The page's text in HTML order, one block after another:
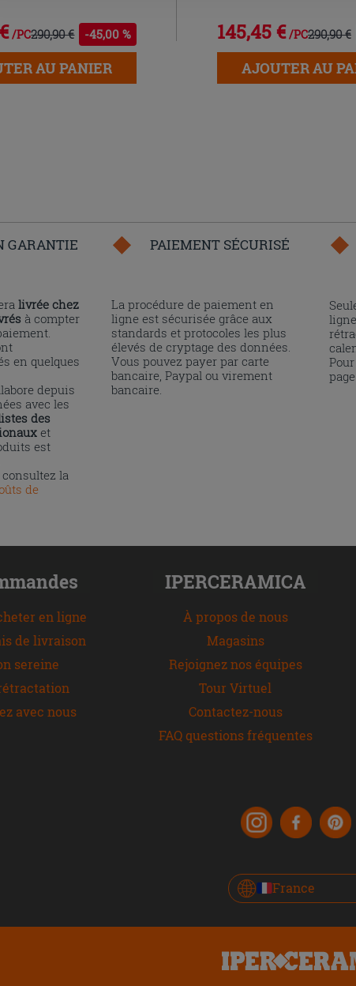
/PC290,90 € -45,00 %
AU PANIER
145,45 € /PC290,90 €
AJOUTER AU
GARANTIE
livrée chez
à compter
en quelques
depuis
avec les
des
et
est
la
de
PAIEMENT SÉCURISÉ
La procédure de paiement en
ligne est sécurisée grâce aux
standards et protocoles les plus
élevés de cryptage des données.
Vous pouvez payer par carte
bancaire, Paypal ou virement
bancaire.
en ligne
de livraison
sereine
avec nous
IPERCERAMICA
À propos de nous
Magasins
Rejoignez nos équipes
Tour Virtuel
Contactez-nous
FAQ questions fréquentes
France